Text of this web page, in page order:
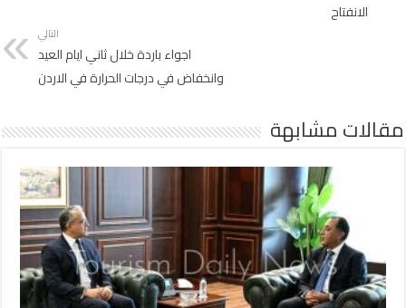
الانفتاح
التالي
اجواء باردة خلال ثاني ايام العيد
وانخفاض في درجات الحرارة في الاردن
مقالات مشابهة